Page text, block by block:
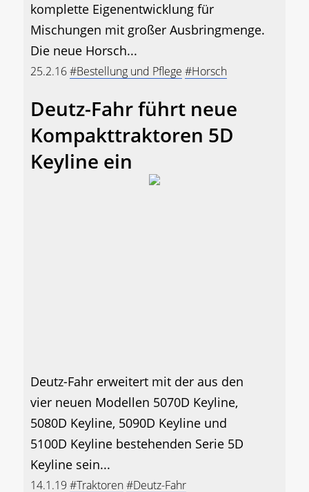
komplette Eigenentwicklung für
Mischungen mit großer Ausbringmenge.
Die neue Horsch...
25.2.16#Bestellung und Pflege #Horsch
Deutz-Fahr führt neue
Kompakttraktoren 5D
Keyline ein
Deutz-Fahr erweitert mit der aus den
vier neuen Modellen 5070D Keyline,
5080D Keyline, 5090D Keyline und
5100D Keyline bestehenden Serie 5D
Keyline sein...
14.1.19 #Traktoren#Deutz-Fahr